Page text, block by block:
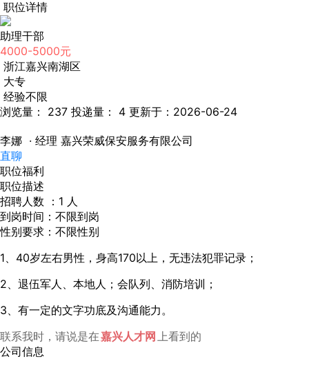
职位详情
助理干部
4000-5000元
浙江嘉兴南湖区
大专
经验不限
浏览量： 237 投递量： 4 更新于：2026-06-24
李娜 · 经理 嘉兴荣威保安服务有限公司
直聊
职位福利
职位描述
招聘人数 ：1 人
到岗时间：不限到岗
性别要求：不限性别
1、40岁左右男性，身高170以上，无违法犯罪记录；
2、退伍军人、本地人；会队列、消防培训；
3、有一定的文字功底及沟通能力。
联系我时，请说是在嘉兴人才网 上看到的
公司信息